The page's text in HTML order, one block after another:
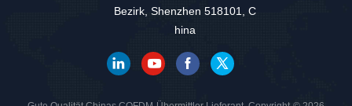
Bezirk, Shenzhen 518101, C
hina